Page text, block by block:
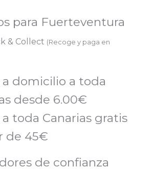
para Fuerteventura
& Collect (Recoge y paga en
a domicilio a toda
desde 6.00€
a toda Canarias gratis
de 45€
de confianza